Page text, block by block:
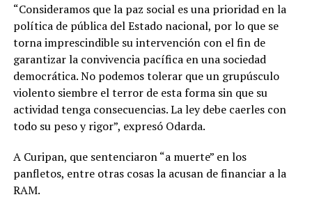
“Consideramos que la paz social es una prioridad en la
política de pública del Estado nacional, por lo que se
torna imprescindible su intervención con el fin de
garantizar la convivencia pacífica en una sociedad
democrática. No podemos tolerar que un grupúsculo
violento siembre el terror de esta forma sin que su
actividad tenga consecuencias. La ley debe caerles con
todo su peso y rigor”, expresó Odarda.
A Curipan, que sentenciaron “a muerte” en los
panfletos, entre otras cosas la acusan de financiar a la
RAM.